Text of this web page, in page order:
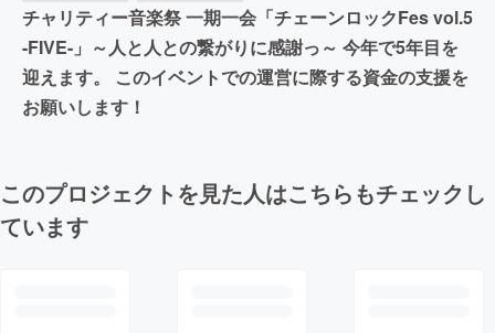
チャリティー音楽祭 一期一会「チェーンロックFes vol.5
-FIVE-」～人と人との繋がりに感謝っ～ 今年で5年目を
迎えます。 このイベントでの運営に際する資金の支援を
お願いします！
このプロジェクトを見た人はこちらもチェックし
ています